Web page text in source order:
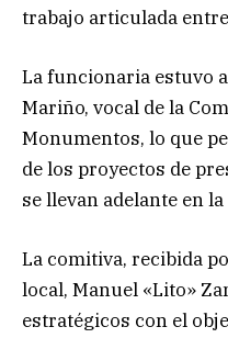
trabajo articulada
La funcionaria estuvo
Mariño, vocal de la
Monumentos, lo que
de los proyectos de
se llevan adelante en
La comitiva, recibida
local, Manuel «Lito»
estratégicos con el